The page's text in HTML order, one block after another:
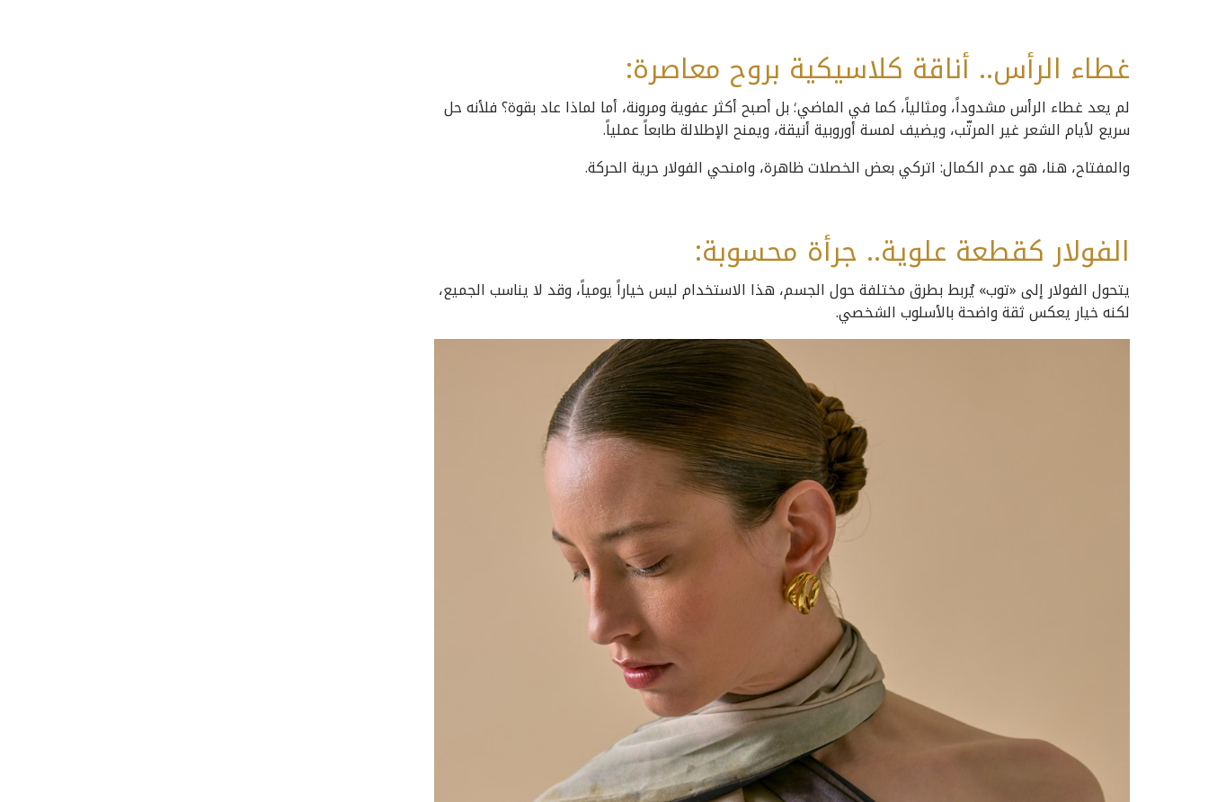
غطاء الرأس.. أناقة كلاسيكية بروح معاصرة:
لم يعد غطاء الرأس مشدوداً، ومثالياً، كما في الماضي؛ بل أصبح أكثر عفوية ومرونة، أما لماذا عاد بقوة؟ فلأنه حل
سريع لأيام الشعر غير المرتّب، ويضيف لمسة أوروبية أنيقة، ويمنح الإطلالة طابعاً عملياً.
والمفتاح، هنا، هو عدم الكمال: اتركي بعض الخصلات ظاهرة، وامنحي الفولار حرية الحركة.
الفولار كقطعة علوية.. جرأة محسوبة:
يتحول الفولار إلى «توب» يُربط بطرق مختلفة حول الجسم، هذا الاستخدام ليس خياراً يومياً، وقد لا يناسب الجميع،
لكنه خيار يعكس ثقة واضحة بالأسلوب الشخصي.